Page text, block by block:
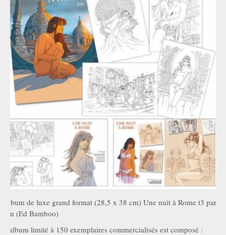
Album de luxe grand format (28,5 x 38 cm) Une nuit à Rome t3 par
Jim (Ed Bamboo)
L'album limité à 150 exemplaires commercialisés est composé :